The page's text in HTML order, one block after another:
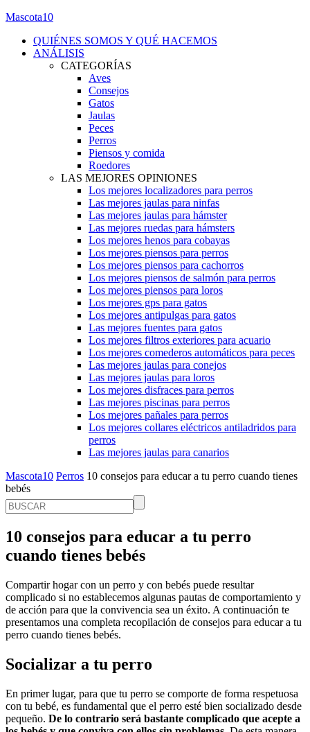
Mascota10
QUIÉNES SOMOS Y QUÉ HACEMOS
ANÁLISIS
CATEGORÍAS
Aves
Consejos
Gatos
Jaulas
Peces
Perros
Piensos y comida
Roedores
LAS MEJORES OPINIONES
Los mejores localizadores para perros
Las mejores jaulas para ninfas
Las mejores jaulas para hámster
Las mejores ruedas para hámsters
Los mejores henos para cobayas
Los mejores piensos para perros
Los mejores piensos para cachorros
Los mejores piensos de salmón para perros
Los mejores piensos para loros
Los mejores gps para gatos
Los mejores antipulgas para gatos
Las mejores fuentes para gatos
Los mejores filtros exteriores para acuario
Los mejores comederos automáticos para peces
Las mejores jaulas para conejos
Las mejores jaulas para loros
Los mejores disfraces para perros
Las mejores piscinas para perros
Los mejores pañales para perros
Los mejores collares eléctricos antiladridos para
perros
Las mejores jaulas para canarios
Mascota10 Perros 10 consejos para educar a tu perro cuando tienes
bebés
10 consejos para educar a tu perro
cuando tienes bebés
Compartir hogar con un perro y con bebés puede resultar
complicado si no establecemos algunas pautas de comportamiento y
de acción para que la convivencia sea un éxito. A continuación te
presentamos una completa recopilación de consejos para educar a tu
perro cuando tienes bebés.
Socializar a tu perro
En primer lugar, para que tu perro se comporte de forma respetuosa
con tu bebé, es fundamental que el perro esté bien socializado desde
pequeño. De lo contrario será bastante complicado que acepte a